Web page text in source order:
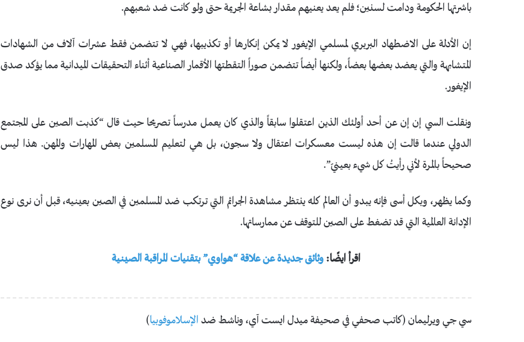
باشرتها الحكومة ودامت لسنين؛ فلم يعد يعنيهم مقدار بشاعة الجريمة حتى ولو كانت ضد شعبهم.
إن الأدلة على الاضطهاد البربري لمسلمي الإيغور لا يمكن إنكارها أو تكذيبها، فهي لا تتضمن فقط عشرات آلاف من الشهادات
المتشابهة والتي يعضد بعضها بعضاً، ولكنها أيضاً تتضمن صوراً التقطتها الأقمار الصناعية أثناء التحقيقات الميدانية مما يؤكد صدق
الإيغور.
ونقلت السي إن إن عن أحد أولئك الذين اعتقلوا سابقاً والذي كان يعمل مدرساً تصريحا حيث قال “كذبت الصين على المجتمع
الدولي عندما قالت إن هذه ليست معسكرات اعتقال ولا سجون، بل هي لتعليم المسلمين بعض المهارات والمهن. هذا ليس
صحيحاً بالمرة لأني رأيتُ كل شيء بعينيّ”.
وكما يظهر، وبكل أسى فإنه يبدو أن العالم كله ينتظر مشاهدة الجرائم التي ترتكب ضد المسلمين في الصين بعينيه، قبل أن نرى نوع
الإدانة العالمية التي قد تضغط على الصين للتوقف عن ممارساتها.
اقرأ ايضًا: وثائق جديدة عن علاقة “هواوي” بتقنيات المراقبة الصينية
سي جي ويرليمان (كاتب صحفي في صحيفة ميدل ايست آي، وناشط ضد الإسلاموفوبيا)